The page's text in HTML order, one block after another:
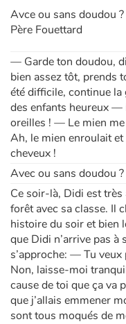
Apprendre les langues
Dyslexie, troubles de
Nos listes de lecture
Les plus lus
Coups de coeur
Avce ou sans doudou
Père Fouettard
— Garde ton doudou,
bien assez tôt, prends
été difficile, continue
des enfants heureux —
oreilles ! — Le mien
Ah, le mien enroulait
cheveux !
Avec ou sans doudou ?
Ce soir-là, Didi est
forêt avec sa classe. Il
histoire du soir et bien
que Didi n’arrive pas à
s’approche: — Tu
Non, laisse-moi
cause de toi que ça va
que j’allais emmener
sont tous moqués de